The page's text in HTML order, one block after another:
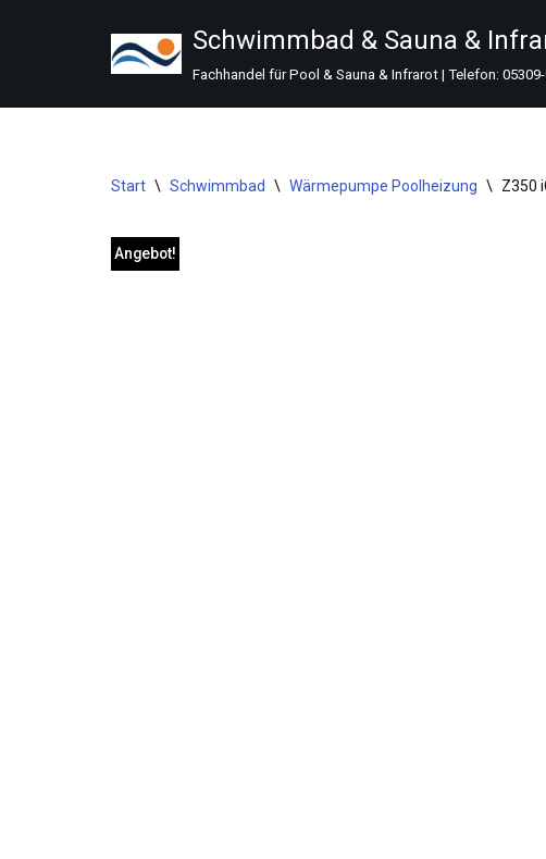
springen
Schwimmbad & Sauna &
Fachhandel für Pool & Sauna & Infrarot | Telefon:
Start \ Schwimmbad \ Wärmepumpe Poolheizung \ Z350
Angebot!